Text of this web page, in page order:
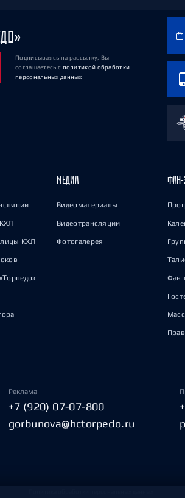
Подписываясь на рассылку, Вы
соглашаетесь с политикой обработки
персональных данных
КХЛ
МЕДИА
Видеоматериалы
Видеотрансляции
Фотогалерея
ФАН-
Фан-
Реклама
+7 (920) 07-07-800
gorbunova@hctorpedo.ru